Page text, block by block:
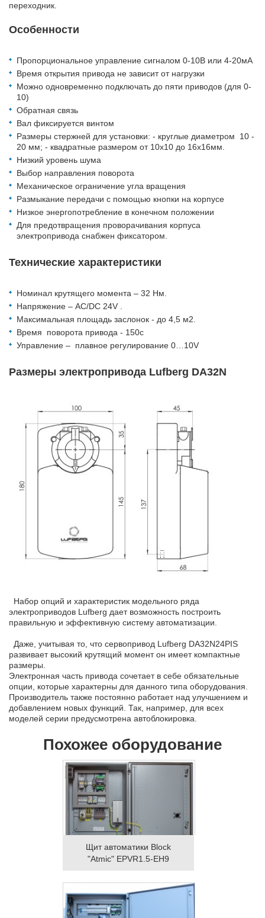
переходник.
Особенности
Пропорциональное управление сигналом 0-10В или 4-20мА
Время открытия привода не зависит от нагрузки
Можно одновременно подключать до пяти приводов (для 0-
10)
Обратная связь
Вал фиксируется винтом
Размеры стержней для установки: - круглые диаметром 10 -
20 мм; - квадратные размером от 10х10 до 16х16мм.
Низкий уровень шума
Выбор направления поворота
Механическое ограничение угла вращения
Размыкание передачи с помощью кнопки на корпусе
Низкое энергопотребление в конечном положении
Для предотвращения проворачивания корпуса
электропривода снабжен фиксатором.
Технические характеристики
Номинал крутящего момента – 32 Hм.
Напряжение – AC/DC 24V .
Максимальная площадь заслонок - до 4,5 м2.
Время поворота привода - 150c
Управление – плавное регулирование 0…10V
Размеры электропривода Lufberg DA32N
Набор опций и характеристик модельного ряда
электроприводов Lufberg дает возможность построить
правильную и эффективную систему автоматизации.
Даже, учитывая то, что сервопривод Lufberg DA32N24PIS
развивает высокий крутящий момент он имеет компактные
размеры.
Электронная часть привода сочетает в себе обязательные
опции, которые характерны для данного типа оборудования.
Производитель также постоянно работает над улучшением и
добавлением новых функций. Так, например, для всех
моделей серии предусмотрена автоблокировка.
Похожее оборудование
Щит автоматики Block
"Atmic" EPVR1.5-EH9